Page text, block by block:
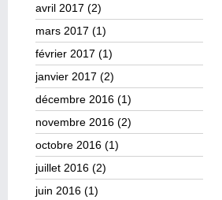
avril 2017 (2)
mars 2017 (1)
février 2017 (1)
janvier 2017 (2)
décembre 2016 (1)
novembre 2016 (2)
octobre 2016 (1)
juillet 2016 (2)
juin 2016 (1)